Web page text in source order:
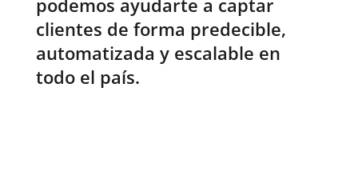
podemos ayudarte a captar
clientes de forma predecible,
automatizada y escalable en
todo el país.